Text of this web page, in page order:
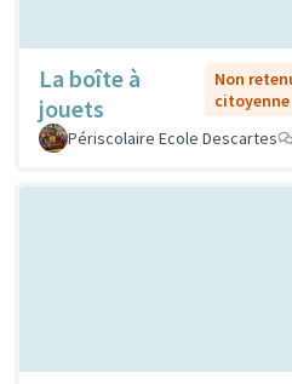
La boîte à
jouets
Non
citoyenne
Périscolaire Ecole Descartes